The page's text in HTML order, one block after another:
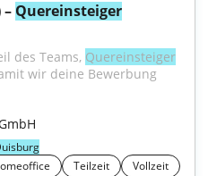
Quereinsteiger
des Teams, Quereinsteiger
wir deine Bewerbung
Teilzeit
Vollzeit